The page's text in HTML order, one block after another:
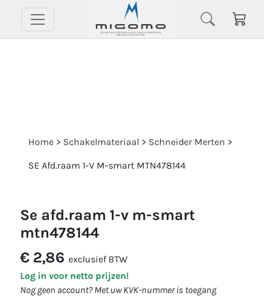
Home > Schakelmateriaal > Schneider Merten >
SE Afd.raam 1-V M-smart MTN478144
se afd.raam 1-v m-smart
mtn478144
€ 2,86 exclusief BTW
Log in voor netto prijzen!
Nog geen account? Met uw KVK-nummer is toegang